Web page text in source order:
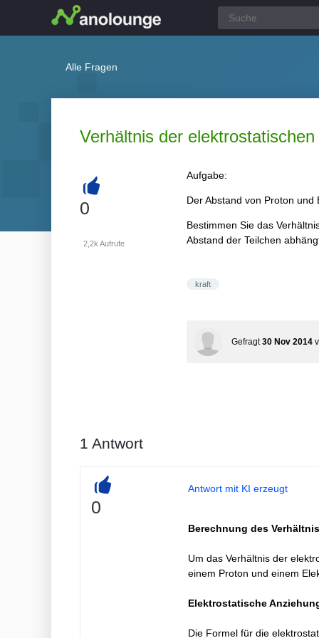
Alle Fragen
Verhältnis der
+
0
2,2k Aufrufe
Aufgabe:
Der Abstand von Proton
Bestimmen Sie das
Abstand der Teilchen
kraft
Gefragt 30 Nov 2014
1 Antwort
+
0
Antwort mit KI erzeugt
Berechnung des
Um das Verhältnis der
einem Proton und einem
Elektrostatische
Die Formel für die